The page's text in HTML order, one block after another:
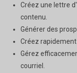
Créez une lettre
contenu.
Générer des
Créez
Gérez
courriel.